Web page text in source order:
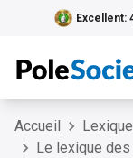
Excellent:
Accueil
Lexique
Le lexique des